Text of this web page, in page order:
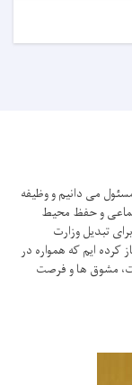
می دانیم و وظیفه
و حفظ محیط
تبدیل وزارت
ایم که همواره در
مشوق ها و فرصت